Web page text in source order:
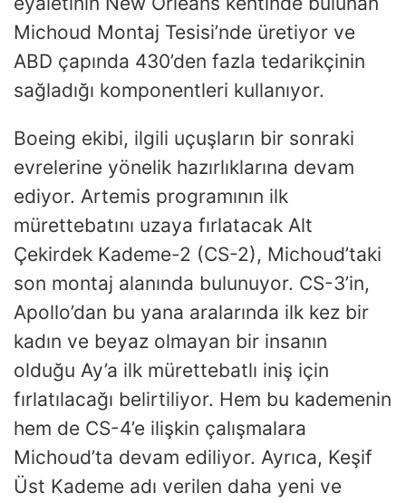
Michoud Montaj Tesisi’nde üretiyor ve
ABD çapında 430’den fazla tedarikçinin
sağladığı komponentleri kullanıyor.
Boeing ekibi, ilgili uçuşların bir sonraki
evrelerine yönelik hazırlıklarına devam
ediyor. Artemis programının ilk
mürettebatını uzaya fırlatacak Alt
Çekirdek Kademe-2 (CS-2), Michoud’taki
son montaj alanında bulunuyor. CS-3’in,
Apollo’dan bu yana aralarında ilk kez bir
kadın ve beyaz olmayan bir insanın
olduğu Ay’a ilk mürettebatlı iniş için
fırlatılacağı belirtiliyor. Hem bu kademenin
hem de CS-4’e ilişkin çalışmalara
Michoud’ta devam ediliyor. Ayrıca, Keşif
Üst Kademe adı verilen daha yeni ve